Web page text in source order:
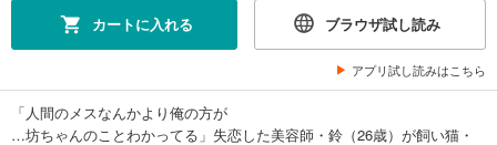
カートに入れる ブラウザ試し読み
アプリ試し読みはこちら
「人間のメスなんかより俺の方が
…坊ちゃんのことわかってる」失恋した美容師・鈴（26歳）が飼い猫・